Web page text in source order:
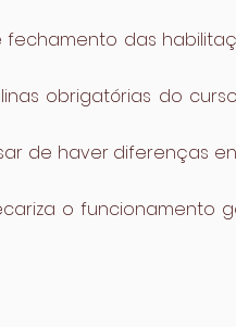
fechamento das
obrigatórias do
de haver diferenças
o funcionamento